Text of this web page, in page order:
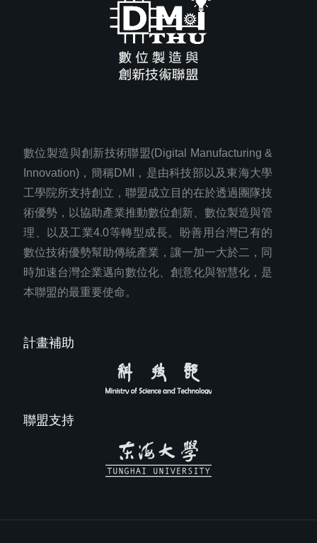
數位製造與創新技術聯盟(Digital Manufacturing &
Innovation)，簡稱DMI，是由科技部以及東海大學
工學院所支持創立，聯盟成立目的在於透過團隊技
術優勢，以協助產業推動數位創新、數位製造與管
理、以及工業4.0等轉型成長。盼善用台灣已有的
數位技術優勢幫助傳統產業，讓一加一大於二，同
時加速台灣企業邁向數位化、創意化與智慧化，是
本聯盟的最重要使命。
計畫補助
聯盟支持